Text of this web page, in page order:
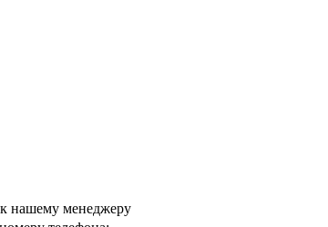
нашему менеджеру